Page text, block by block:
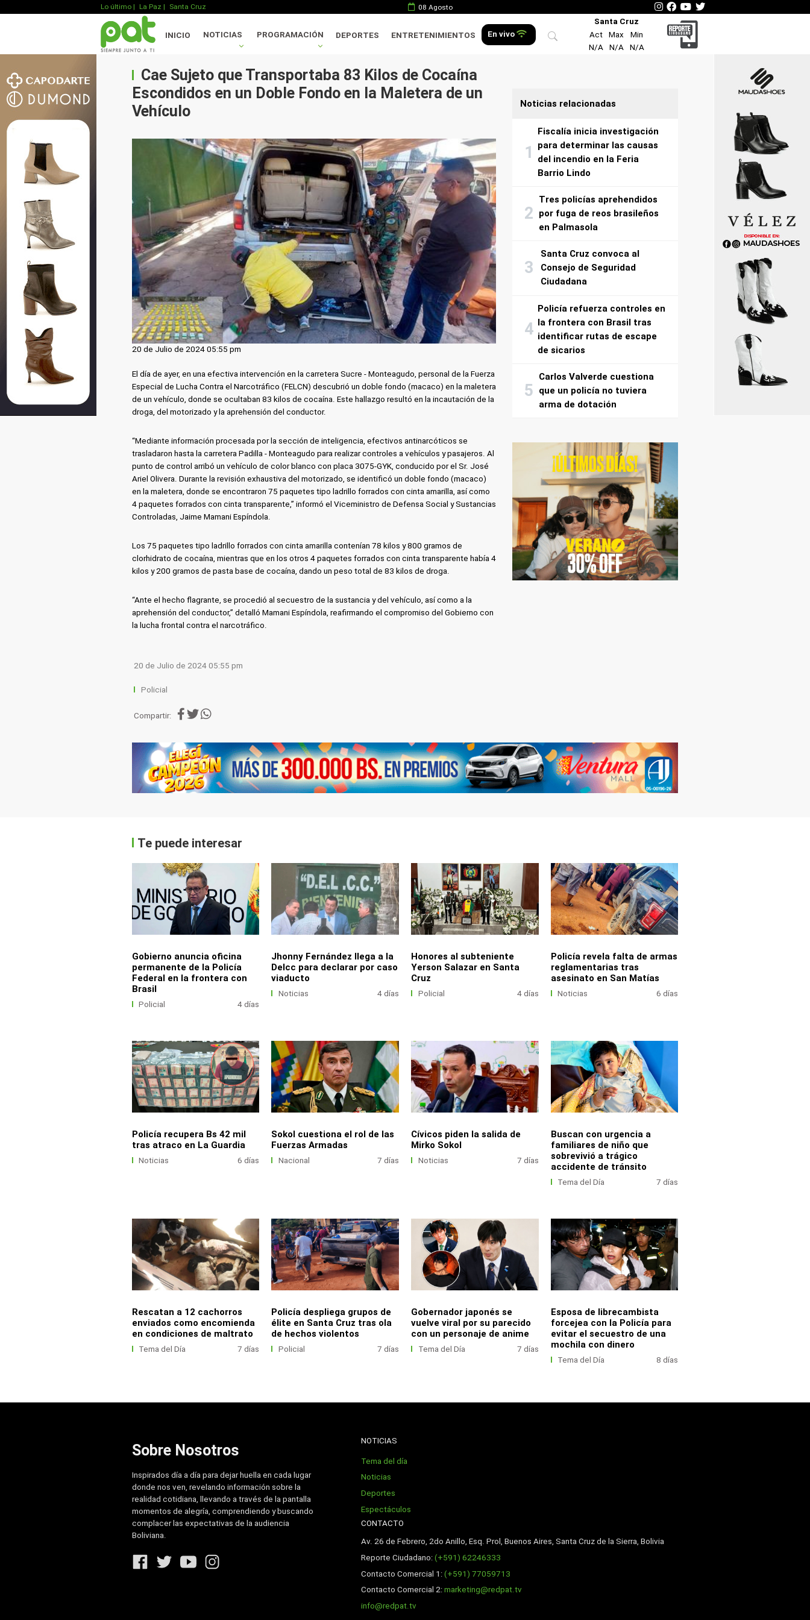
Lo último | La Paz | Santa Cruz 08 Agosto
INICIO NOTICIAS PROGRAMACIÓN DEPORTES ENTRETENIMIENTOS En vivo
Santa Cruz
Act
Max
Min
N/A
N/A N/A
Cae Sujeto que Transportaba 83 Kilos de Cocaína
Escondidos en un Doble Fondo en la Maletera de un
Vehículo
20 de Julio de 2024 05:55 pm
El día de ayer, en una efectiva intervención en la carretera Sucre - Monteagudo, personal de la Fuerza
Especial de Lucha Contra el Narcotráfico (FELCN) descubrió un doble fondo (macaco) en la maletera
de un vehículo, donde se ocultaban 83 kilos de cocaína. Este hallazgo resultó en la incautación de la
droga, del motorizado y la aprehensión del conductor.
“Mediante información procesada por la sección de inteligencia, efectivos antinarcóticos se
trasladaron hasta la carretera Padilla - Monteagudo para realizar controles a vehículos y pasajeros. Al
punto de control arribó un vehículo de color blanco con placa 3075-GYK, conducido por el Sr. José
Ariel Olivera. Durante la revisión exhaustiva del motorizado, se identificó un doble fondo (macaco)
en la maletera, donde se encontraron 75 paquetes tipo ladrillo forrados con cinta amarilla, así como
4 paquetes forrados con cinta transparente,” informó el Viceministro de Defensa Social y Sustancias
Controladas, Jaime Mamani Espíndola.
Los 75 paquetes tipo ladrillo forrados con cinta amarilla contenían 78 kilos y 800 gramos de
clorhidrato de cocaína, mientras que en los otros 4 paquetes forrados con cinta transparente había 4
kilos y 200 gramos de pasta base de cocaína, dando un peso total de 83 kilos de droga.
“Ante el hecho flagrante, se procedió al secuestro de la sustancia y del vehículo, así como a la
aprehensión del conductor,” detalló Mamani Espíndola, reafirmando el compromiso del Gobierno con
la lucha frontal contra el narcotráfico.
20 de Julio de 2024 05:55 pm
Policial
Compartir:
Noticias relacionadas
Fiscalía inicia investigación
para determinar las causas
del incendio en la Feria
Barrio Lindo
Tres policías aprehendidos
por fuga de reos brasileños
en Palmasola
Santa Cruz convoca al
Consejo de Seguridad
Ciudadana
Policía refuerza controles en
la frontera con Brasil tras
identificar rutas de escape
de sicarios
Carlos Valverde cuestiona
que un policía no tuviera
arma de dotación
Te puede interesar
Gobierno anuncia oficina
permanente de la Policía
Federal en la frontera con
Brasil
Policial 4 días
Jhonny Fernández llega a la
Delcc para declarar por caso
viaducto
Noticias 4 días
Honores al subteniente
Yerson Salazar en Santa
Cruz
Policial 4 días
Policía revela falta de armas
reglamentarias tras
asesinato en San Matías
Noticias 6 días
Policía recupera Bs 42 mil
tras atraco en La Guardia
Noticias 6 días
Sokol cuestiona el rol de las
Fuerzas Armadas
Nacional 7 días
Cívicos piden la salida de
Mirko Sokol
Noticias 7 días
Buscan con urgencia a
familiares de niño que
sobrevivió a trágico
accidente de tránsito
Tema del Día 7 días
Rescatan a 12 cachorros
enviados como encomienda
en condiciones de maltrato
Tema del Día 7 días
Policía despliega grupos de
élite en Santa Cruz tras ola
de hechos violentos
Policial 7 días
Gobernador japonés se
vuelve viral por su parecido
con un personaje de anime
Tema del Día 7 días
Esposa de librecambista
forcejea con la Policía para
evitar el secuestro de una
mochila con dinero
Tema del Día 8 días
Sobre Nosotros
Inspirados día a día para dejar huella en cada lugar
donde nos ven, revelando información sobre la
realidad cotidiana, llevando a través de la pantalla
momentos de alegría, comprendiendo y buscando
complacer las expectativas de la audiencia
Boliviana.
NOTICIAS
Tema del día
Noticias
Deportes
Espectáculos
CONTACTO
Av. 26 de Febrero, 2do Anillo, Esq. Prol, Buenos Aires, Santa Cruz de la Sierra, Bolivia
Reporte Ciudadano:(+591) 62246333
Contacto Comercial 1:(+591) 77059713
Contacto Comercial 2:marketing@redpat.tv
info@redpat.tv